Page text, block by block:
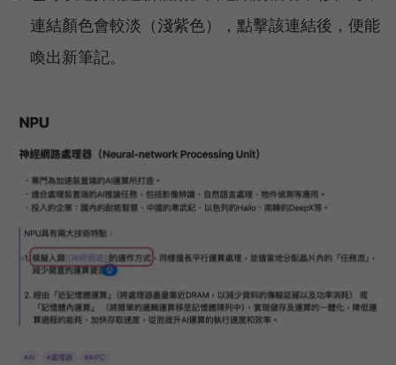
連結顏色會較淡（淺紫色），點擊該連結後，便能
喚出新筆記。